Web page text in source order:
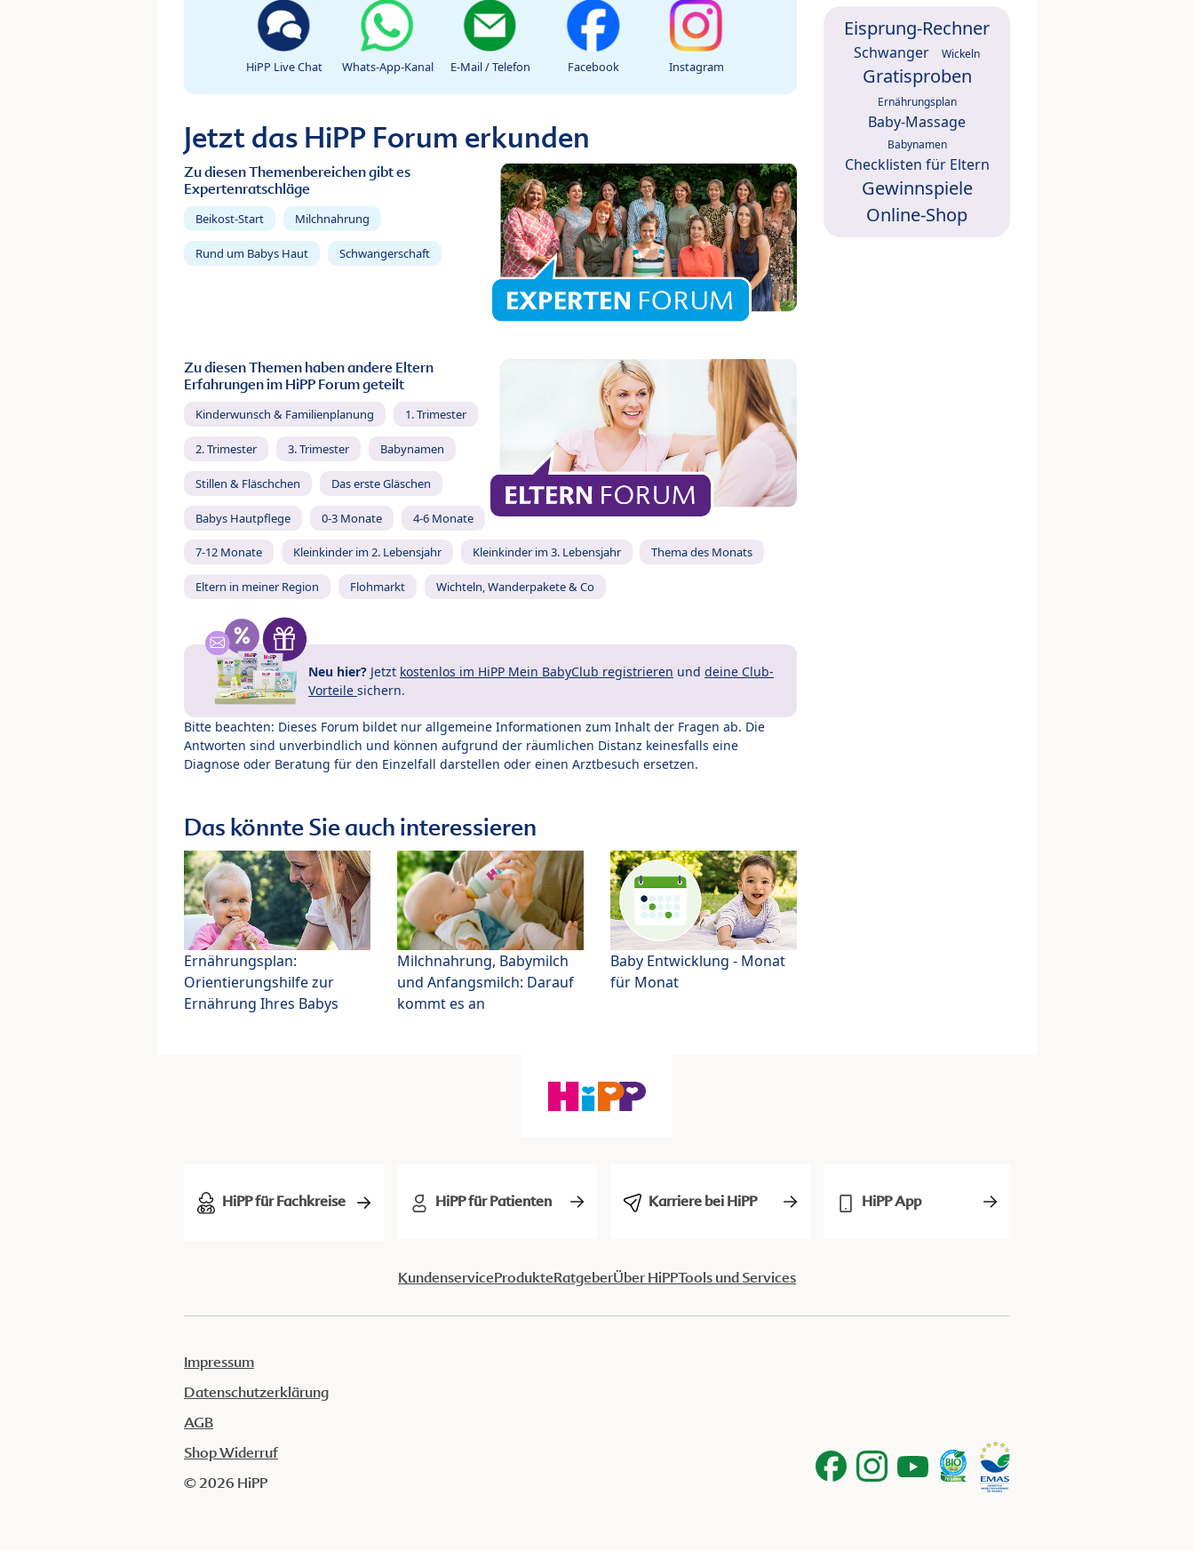
HiPP Live Chat Whats-App-Kanal E-Mail / Telefon Facebook Instagram
Jetzt das HiPP Forum erkunden
Zu diesen Themenbereichen gibt es
Expertenratschläge
Beikost-Start Milchnahrung
Rund um Babys Haut Schwangerschaft
Zu diesen Themen haben andere Eltern
Erfahrungen im HiPP Forum geteilt
Kinderwunsch & Familienplanung 1. Trimester
2. Trimester 3. Trimester Babynamen
Stillen & Fläschchen Das erste Gläschen
Babys Hautpflege 0-3 Monate 4-6 Monate
7-12 Monate Kleinkinder im 2. Lebensjahr Kleinkinder im 3. Lebensjahr Thema des Monats
Eltern in meiner Region Flohmarkt Wichteln, Wanderpakete & Co
Neu hier? Jetzt kostenlos im HiPP Mein BabyClub registrieren und deine Club-
Vorteile sichern.
Bitte beachten: Dieses Forum bildet nur allgemeine Informationen zum Inhalt der Fragen ab. Die
Antworten sind unverbindlich und können aufgrund der räumlichen Distanz keinesfalls eine
Diagnose oder Beratung für den Einzelfall darstellen oder einen Arztbesuch ersetzen.
Das könnte Sie auch interessieren
Ernährungsplan:
Orientierungshilfe zur
Ernährung Ihres Babys
Milchnahrung, Babymilch
und Anfangsmilch: Darauf
kommt es an
Baby Entwicklung - Monat
für Monat
Eisprung-Rechner
Schwanger Wickeln
Gratisproben
Ernährungsplan
Baby-Massage
Babynamen
Checklisten für Eltern
Gewinnspiele
Online-Shop
HiPP für Fachkreise HiPP für Patienten Karriere bei HiPP HiPP App
KundenserviceProdukteRatgeberÜber HiPPTools und Services
Impressum
Datenschutzerklärung
AGB
Shop Widerruf
© 2026 HiPP